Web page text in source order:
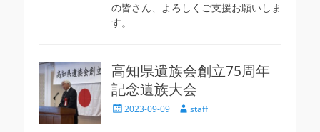
の皆さん、よろしくご支援お願いしま
す。
高知県遺族会創立75周年
記念遺族大会
投 2023-09-09
投 staff